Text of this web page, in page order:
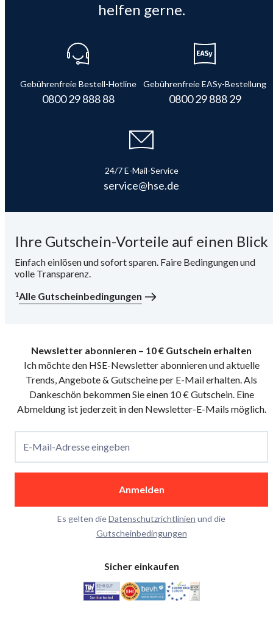
helfen gerne.
Gebührenfreie Bestell-Hotline
0800 29 888 88
Gebührenfreie EASy-Bestellung
0800 29 888 29
24/7 E-Mail-Service
service@hse.de
Ihre Gutschein-Vorteile auf einen Blick
Einfach einlösen und sofort sparen. Faire Bedingungen und
volle Transparenz.
1Alle Gutscheinbedingungen
Newsletter abonnieren – 10 € Gutschein erhalten
Ich möchte den HSE-Newsletter abonnieren und aktuelle
Trends, Angebote & Gutscheine per E-Mail erhalten. Als
Dankeschön bekommen Sie einen 10 € Gutschein. Eine
Abmeldung ist jederzeit in den Newsletter-E-Mails möglich.
E-Mail-Adresse eingeben
Anmelden
Es gelten dieDatenschutzrichtlinien und die
Gutscheinbedingungen
Sicher einkaufen